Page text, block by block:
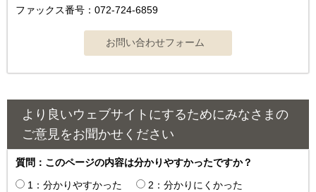
ファックス番号：072-724-6859
より良いウェブサイトにするためにみなさまの
ご意見をお聞かせください
質問：このページの内容は分かりやすかったですか？
1：分かりやすかった
2：分かりにくかった